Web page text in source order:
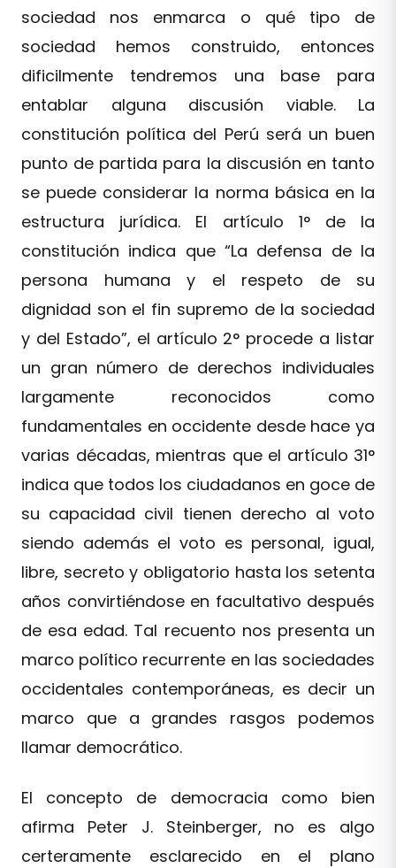
sociedad nos enmarca o qué tipo de
sociedad hemos construido, entonces
dificilmente tendremos una base para
entablar alguna discusión viable. La
constitución política del Perú será un buen
punto de partida para la discusión en tanto
se puede considerar la norma básica en la
estructura jurídica. El artículo 1° de la
constitución indica que “La defensa de la
persona humana y el respeto de su
dignidad son el fin supremo de la sociedad
y del Estado”, el artículo 2° procede a listar
un gran número de derechos individuales
largamente reconocidos como
fundamentales en occidente desde hace ya
varias décadas, mientras que el artículo 31°
indica que todos los ciudadanos en goce de
su capacidad civil tienen derecho al voto
siendo además el voto es personal, igual,
libre, secreto y obligatorio hasta los setenta
años convirtiéndose en facultativo después
de esa edad. Tal recuento nos presenta un
marco político recurrente en las sociedades
occidentales contemporáneas, es decir un
marco que a grandes rasgos podemos
llamar democrático.
El concepto de democracia como bien
afirma Peter J. Steinberger, no es algo
certeramente esclarecido en el plano